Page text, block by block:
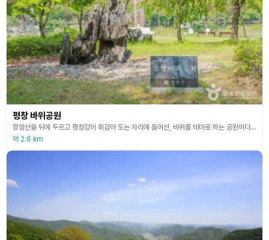
평창 바위공원
장암산을 뒤에 두르고 평창강이 휘감아 도는 자리에 들어선, 바위를 테마로 하는 공원이다. 공원은 강원도 평창군 평창읍을 중심으로 약 39㎞(100리) 안에서 수집한 자연석 123점을 전시한다. 자연석의 석질은 화강암, 석회암, 청석 등 다양하고, 무게는 2t부터 140t에 이른다. 잔디 깔린 평지에 거북바위, 두꺼비바위, 황소바위, 병풍바위 등 생김새가 제각각인 바위들이 띄엄띄엄 자리한다. 사람 손길이 닿지 않고 오직 자연이 조각한 바위들의 기기묘묘한
약 2.6 km